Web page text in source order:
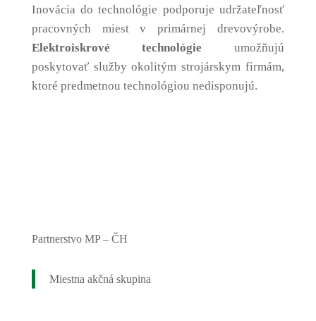
Inovácia do technológie podporuje udržateľnosť
pracovných miest v primárnej drevovýrobe.
Elektroiskrové technológie umožňujú
poskytovať služby okolitým strojárskym firmám,
ktoré predmetnou technológiou nedisponujú.
Partnerstvo MP – ČH
Miestna akčná skupina